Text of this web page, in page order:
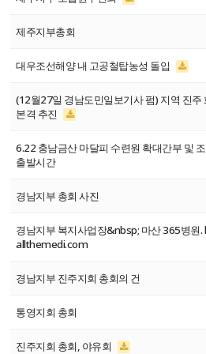
제주지부총회
대우조선해양 내 고공철탑농성 돌입
(12월27일 경남도민일보기사 펌) 지역 진주
본격 추진
6.22 충남금산 마달피 수련원 확대간부 및
출발시간
경남지부 총회 사진
경남지부 복지사업장&nbsp; 마산 365병
allthemedi.com
경남지부 진주지회 총회의 건
통영지회 총회
진주지회 총회, 야유회